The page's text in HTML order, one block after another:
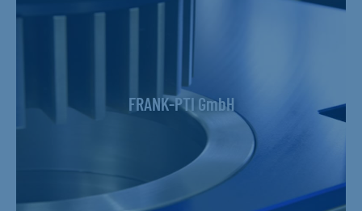
FRANK-PTI GmbH